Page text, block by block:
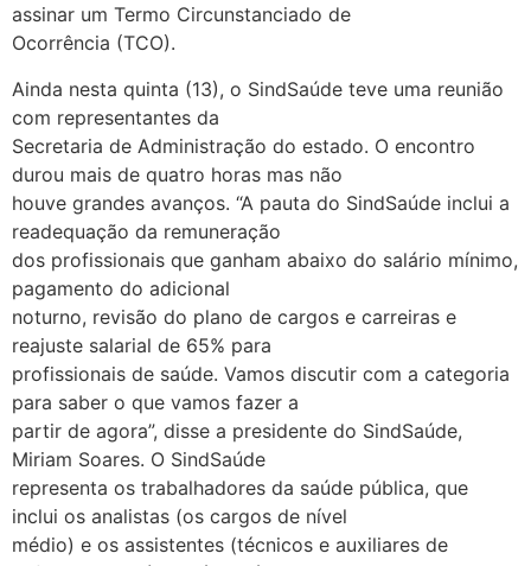
assinar um Termo Circunstanciado de
Ocorrência (TCO).
Ainda nesta quinta (13), o SindSaúde teve uma reunião
com representantes da
Secretaria de Administração do estado. O encontro
durou mais de quatro horas mas não
houve grandes avanços. “A pauta do SindSaúde inclui a
readequação da remuneração
dos profissionais que ganham abaixo do salário mínimo,
pagamento do adicional
noturno, revisão do plano de cargos e carreiras e
reajuste salarial de 65% para
profissionais de saúde. Vamos discutir com a categoria
para saber o que vamos fazer a
partir de agora”, disse a presidente do SindSaúde,
Miriam Soares. O SindSaúde
representa os trabalhadores da saúde pública, que
inclui os analistas (os cargos de nível
médio) e os assistentes (técnicos e auxiliares de